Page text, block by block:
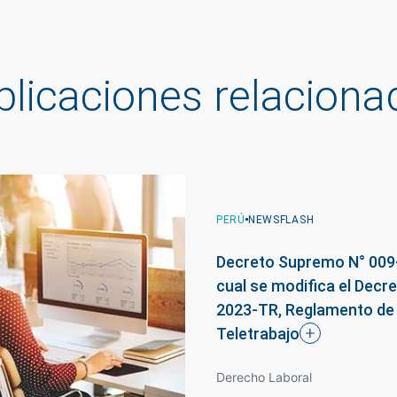
PERÚ NEWSFLASH
Decreto Supremo N°
cual se modifica el
2023-TR, Reglamento
Teletrabajo
Derecho Laboral
PERÚ NEWSFLASH
Aprobación de la Ley N°
el derecho al descanso
alternancia de postura
trabajo
Derecho Laboral
PERÚ NEWSFLASH
La Corte Suprema
Decreto Supremo N°
modifica el Reglamento
Relaciones Colectivas de
Derecho Laboral